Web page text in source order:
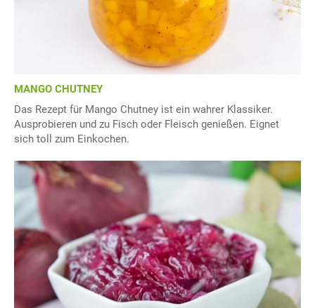
MANGO CHUTNEY
Das Rezept für Mango Chutney ist ein wahrer Klassiker.
Ausprobieren und zu Fisch oder Fleisch genießen. Eignet
sich toll zum Einkochen.